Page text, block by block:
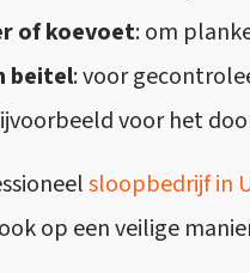
of koevoet: om
beitel: voor
voor het
sloopbedrijfin
op een veilige